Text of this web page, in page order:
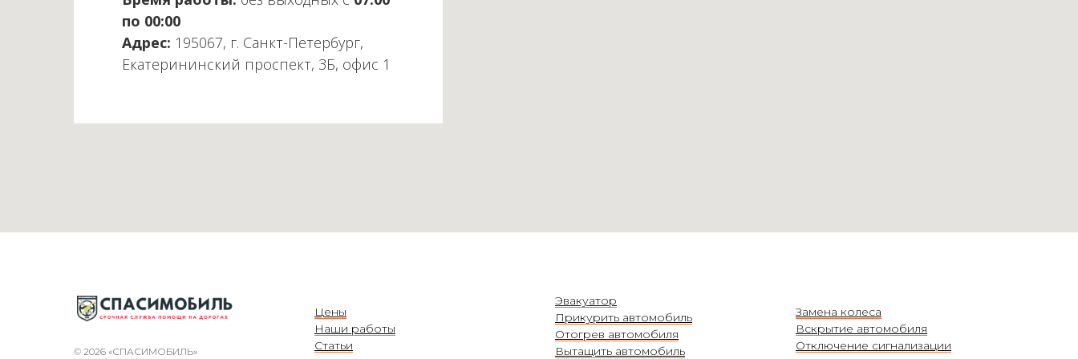
по 00:00
Адрес: 195067, г. Санкт-Петербург,
Екатерининский проспект, 3Б, офис 1
© 2026 «СПАСИМОБИЛЬ»
Цены
Наши работы
Статьи
Эвакуатор
Прикурить автомобиль
Отогрев автомобиля
Вытащить автомобиль
Замена колеса
Вскрытие автомобиля
Отключение сигнализации